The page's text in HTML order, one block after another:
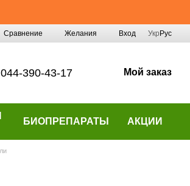
Сравнение Желания Вход УкрРус
044-390-43-17 Мой заказ
БИОПРЕПАРАТЫ АКЦИИ